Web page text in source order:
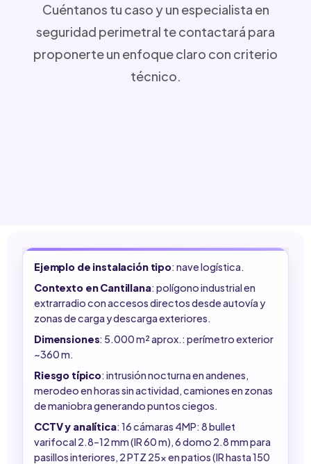
Cuéntanos tu caso y un especialista en
seguridad perimetral te contactará para
proponerte un enfoque claro con criterio
técnico.
Ejemplo de instalación tipo: nave logística.
Contexto en Cantillana: polígono industrial en
extrarradio con accesos directos desde autovía y
zonas de carga y descarga exteriores.
Dimensiones: 5.000 m² aprox.: perímetro exterior
~360 m.
Riesgo típico: intrusión nocturna en andenes,
merodeo en horas sin actividad, camiones en zonas
de maniobra generando puntos ciegos.
CCTV y analítica: 16 cámaras 4MP: 8 bullet
varifocal 2.8–12 mm (IR 60 m), 6 domo 2.8 mm para
pasillos interiores, 2 PTZ 25x en patios (IR hasta 150